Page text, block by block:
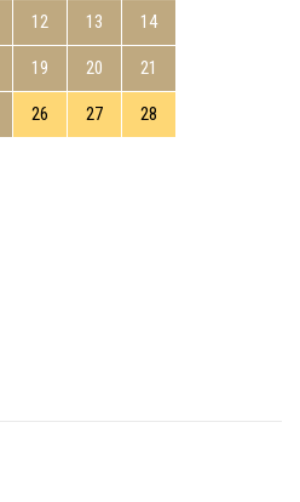
12 13 14
19 20 21
26 27 28